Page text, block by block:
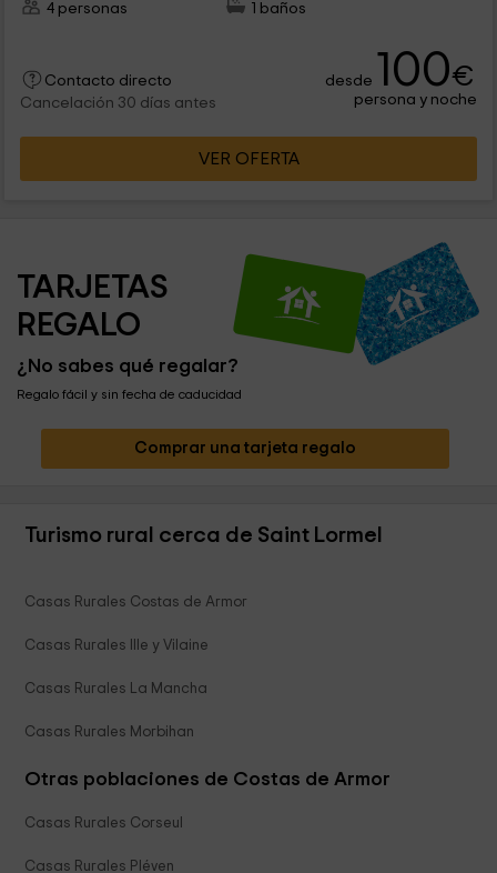
4 personas
1 baños
Contacto directo
Cancelación 30 días antes
desde 100€
persona y noche
VER OFERTA
TARJETAS
REGALO
¿No sabes qué regalar?
Regalo fácil y sin fecha de caducidad
Comprar una tarjeta regalo
Turismo rural cerca de Saint Lormel
Casas Rurales Costas de Armor
Casas Rurales Ille y Vilaine
Casas Rurales La Mancha
Casas Rurales Morbihan
Otras poblaciones de Costas de Armor
Casas Rurales Corseul
Casas Rurales Pléven